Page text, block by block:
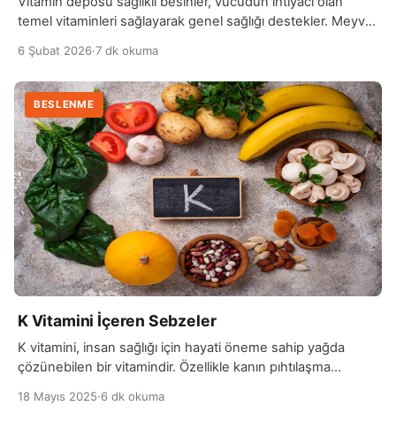
temel vitaminleri sağlayarak genel sağlığı destekler. Meyve
narenciye türleri, biberler, brokoli ve ıspanak gibi yeşil
yapraklı sebzeler, yüksek oranda C vitamini içerir. C
vitamini, bağışıklık sistemini güçlendirir, cilt sağlığını iyileştirir
ve vücudun demir emilimini artırır. Ayrıca, havuç, tatlı
patates gibi […]
6 Şubat 2026·7 dk okuma
BESLENME
K Vitamini İçeren Sebzeler
K vitamini, insan sağlığı için hayati öneme sahip yağda
çözünebilen bir vitamindir. Özellikle kanın pıhtılaşma
olmadan, kanın pıhtılaşması düzgün gerçekleşmez ve bu
18 Mayıs 2025·6 dk okuma